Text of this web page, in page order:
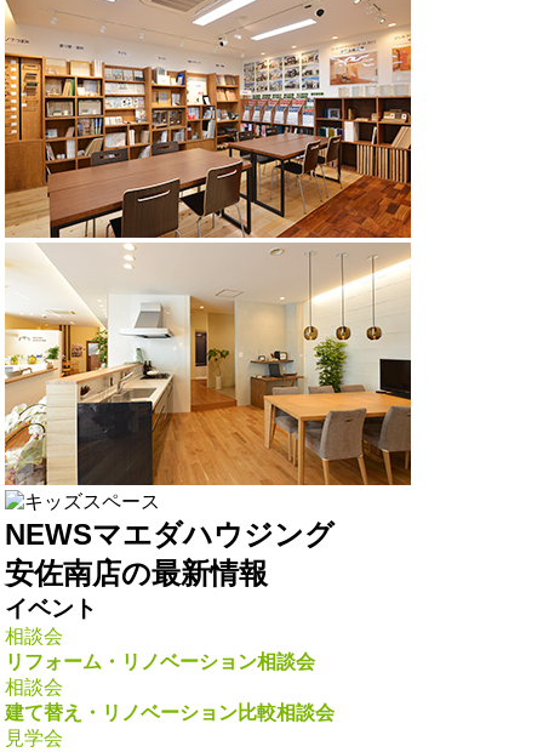
NEWSマエダハウジング
安佐南店の最新情報
イベント
相談会
リフォーム・リノベーション相談会
相談会
建て替え・リノベーション比較相談会
見学会